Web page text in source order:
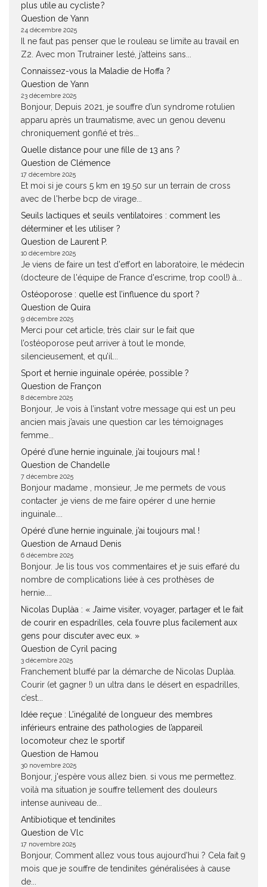
plus utile au cycliste ?
Question de Yann
24 décembre 2025
Il ne faut pas penser que le rouleau se limite au travail en
Z2. Avec mon Trutrainer lesté, j’atteins sans...
Connaissez-vous la Maladie de Hoffa ?
Question de Yann
23 décembre 2025
Bonjour, Depuis 2021, je souffre d’un syndrome rotulien
apparu après un traumatisme, avec un genou devenu
chroniquement gonflé et très...
Quelle distance pour une fille de 13 ans ?
Question de Clémence
17 décembre 2025
Et moi si je cours 5 km en 19.50 sur un terrain de cross
avec de l'herbe bcp de virage...
Seuils lactiques et seuils ventilatoires : comment les
déterminer et les utiliser ?
Question de Laurent P.
10 décembre 2025
Je viens de faire un test d'effort en laboratoire, le médecin
(docteure de l'équipe de France d'escrime, trop cool!) à...
Ostéoporose : quelle est l’influence du sport ?
Question de Quira
9 décembre 2025
Merci pour cet article, très clair sur le fait que
l’ostéoporose peut arriver à tout le monde,
silencieusement, et qu’il...
Sport et hernie inguinale opérée, possible ?
Question de Françon
8 décembre 2025
Bonjour, Je vois à l’instant votre message qui est un peu
ancien mais j’avais une question car les témoignages
femme...
Opéré d’une hernie inguinale, j’ai toujours mal !
Question de Chandelle
7 décembre 2025
Bonjour madame , monsieur, Je me permets de vous
contacter ,je viens de me faire opérer d une hernie
inguinale....
Opéré d’une hernie inguinale, j’ai toujours mal !
Question de Arnaud Denis
6 décembre 2025
Bonjour. Je lis tous vos commentaires et je suis effaré du
nombre de complications liée à ces prothèses de
hernie....
Nicolas Duplàa : « J’aime visiter, voyager, partager et le fait
de courir en espadrilles, cela t’ouvre plus facilement aux
gens pour discuter avec eux. »
Question de Cyril pacing
3 décembre 2025
Franchement bluffé par la démarche de Nicolas Duplàa.
Courir (et gagner !) un ultra dans le désert en espadrilles,
c’est...
Idée reçue : L’inégalité de longueur des membres
inférieurs entraine des pathologies de l’appareil
locomoteur chez le sportif
Question de Hamou
30 novembre 2025
Bonjour, j'espère vous allez bien. si vous me permettez.
voilà ma situation je souffre tellement des douleurs
intense auniveau de...
Antibiotique et tendinites
Question de Vlc
17 novembre 2025
Bonjour, Comment allez vous tous aujourd'hui ? Cela fait 9
mois que je souffre de tendinites généralisées à cause
de...